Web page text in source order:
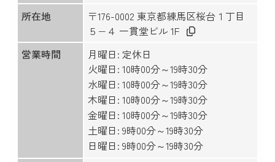
所在地
〒176-0002 東京都練馬区桜台１丁目
５−４ 一貫堂ビル 1F
営業時間
月曜日: 定休日
火曜日: 10時00分～19時30分
水曜日: 10時00分～19時30分
木曜日: 10時00分～19時30分
金曜日: 10時00分～19時30分
土曜日: 9時00分～19時30分
日曜日: 9時00分～19時30分